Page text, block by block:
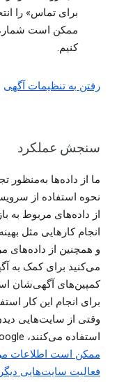
برای تماس» را
ممکن است شماره
کنیم.
رفتن به تنظیمات آگهی
سنجش عملکرد
ما از داده‌ها به‌منظور
نحوه استفاده از
از داده‌های مربوط به
انجام کارهایی مثل
و همچنین از داده‌های
می‌کنید برای کمک به
کمپین‌های آگهی‌شان
استفاده می‌کنند، ‏Google و یکی از مشتریان Google Analytics
ممکن است اطلاعات
فعالیت سایت‌هایی